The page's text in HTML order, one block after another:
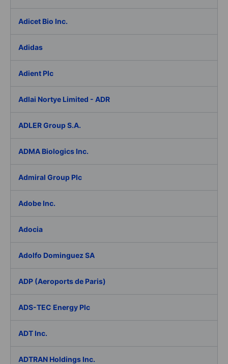
Adicet Bio Inc.
Adidas
Adient Plc
Adlai Nortye Limited - ADR
ADLER Group S.A.
ADMA Biologics Inc.
Admiral Group Plc
Adobe Inc.
Adocia
Adolfo Dominguez SA
ADP (Aeroports de Paris)
ADS-TEC Energy Plc
ADT Inc.
ADTRAN Holdings Inc.